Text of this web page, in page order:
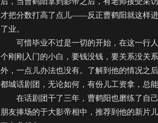
才把分数打高了点儿——反正曹鹤阳就这样
了业。
可惜毕业不过是一切的开始，在这一行
个刚刚入门的小白，要钱没钱，要关系没关
外，一点儿办法也没有。了解到他的情况之
都城话剧团，无论如何，有份儿工资拿，总能
在话剧团干了三年，曹鹤阳也磨练了自己
朋友捧场的于大影帝相中，推荐到他的新片